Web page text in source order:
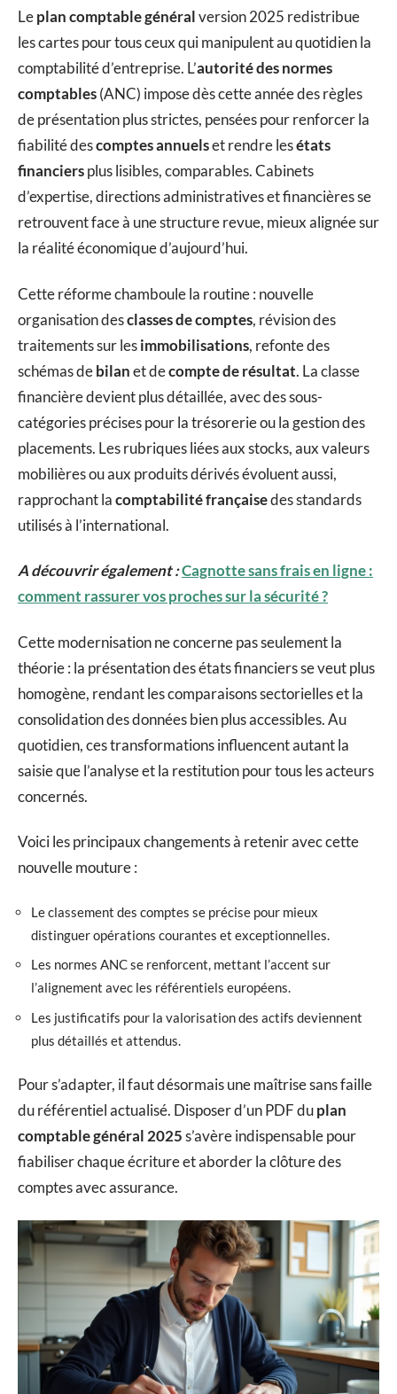
Leplan comptable généralversion 2025 redistribue
les cartes pour tous ceux qui manipulent au quotidien la
comptabilité d’entreprise. L’autorité des normes
comptables(ANC) impose dès cette année des règles
de présentation plus strictes, pensées pour renforcer la
fiabilité descomptes annuelset rendre lesétats
financiersplus lisibles, comparables. Cabinets
d’expertise, directions administratives et financières se
retrouvent face à une structure revue, mieux alignée sur
la réalité économique d’aujourd’hui.
Cette réforme chamboule la routine : nouvelle
organisation desclasses de comptes, révision des
traitements sur lesimmobilisations, refonte des
schémas debilanet decompte de résultat. La classe
financière devient plus détaillée, avec des sous-
catégories précises pour la trésorerie ou la gestion des
placements. Les rubriques liées aux stocks, aux valeurs
mobilières ou aux produits dérivés évoluent aussi,
rapprochant lacomptabilité françaisedes standards
utilisés à l’international.
A découvrir également :Cagnotte sans frais en ligne :
comment rassurer vos proches sur la sécurité ?
Cette modernisation ne concerne pas seulement la
théorie : la présentation des états financiers se veut plus
homogène, rendant les comparaisons sectorielles et la
consolidation des données bien plus accessibles. Au
quotidien, ces transformations influencent autant la
saisie que l’analyse et la restitution pour tous les acteurs
concernés.
Voici les principaux changements à retenir avec cette
nouvelle mouture :
Le classement des comptes se précise pour mieux
distinguer opérations courantes et exceptionnelles.
Les normes ANC se renforcent, mettant l’accent sur
l’alignement avec les référentiels européens.
Les justificatifs pour la valorisation des actifs deviennent
plus détaillés et attendus.
Pour s’adapter, il faut désormais une maîtrise sans faille
du référentiel actualisé. Disposer d’un PDF duplan
comptable général 2025s’avère indispensable pour
fiabiliser chaque écriture et aborder la clôture des
comptes avec assurance.